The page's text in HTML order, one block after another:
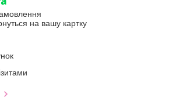
на вашу картку